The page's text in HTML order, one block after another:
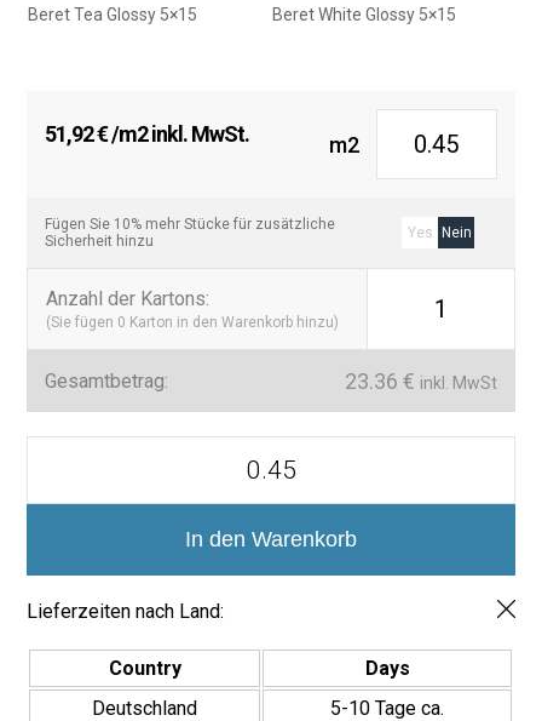
Beret Tea Glossy 5×15 Beret White Glossy 5×15
51,92€/m2 inkl. MwSt. m2
Fügen Sie 10% mehr Stücke für zusätzliche
Sicherheit hinzu
Yes Nein
Anzahl der Kartons:
(Sie fügen 0 Karton in den Warenkorb hinzu) 1
Gesamtbetrag: 23.36 € inkl. MwSt
Menge
In den Warenkorb
Lieferzeiten nach Land:
Country
Days
Deutschland
5-10 Tage ca.